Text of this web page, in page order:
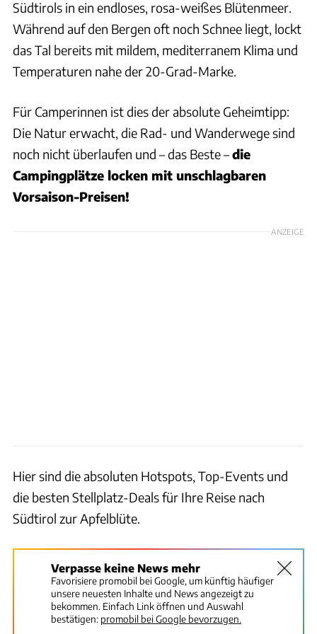
Südtirols in ein endloses, rosa-weißes Blütenmeer.
Während auf den Bergen oft noch Schnee liegt, lockt
das Tal bereits mit mildem, mediterranem Klima und
Temperaturen nahe der 20-Grad-Marke.
Für Camperinnen ist dies der absolute Geheimtipp:
Die Natur erwacht, die Rad- und Wanderwege sind
noch nicht überlaufen und – das Beste –die
Campingplätze locken mit unschlagbaren
Vorsaison-Preisen!
ANZEIGE
Hier sind die absoluten Hotspots, Top-Events und
die besten Stellplatz-Deals für Ihre Reise nach
Südtirol zur Apfelblüte.
Verpasse keine News mehr
Favorisiere promobil bei Google, um künftig häufiger
unsere neuesten Inhalte und News angezeigt zu
bekommen. Einfach Link öffnen und Auswahl
bestätigen: promobil bei Google bevorzugen.